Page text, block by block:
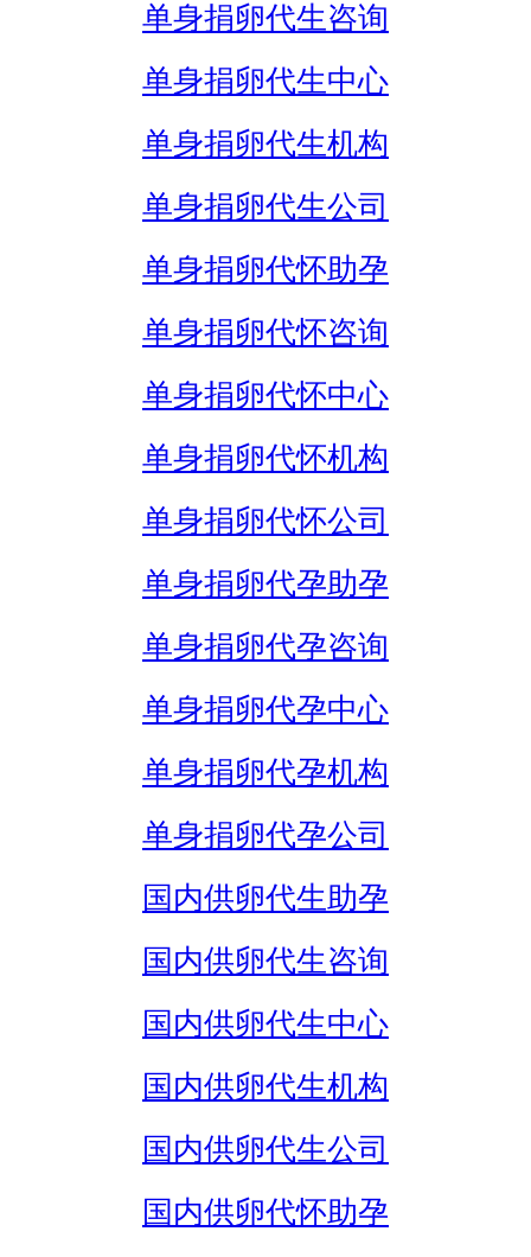
单身捐卵代生咨询
单身捐卵代生中心
单身捐卵代生机构
单身捐卵代生公司
单身捐卵代怀助孕
单身捐卵代怀咨询
单身捐卵代怀中心
单身捐卵代怀机构
单身捐卵代怀公司
单身捐卵代孕助孕
单身捐卵代孕咨询
单身捐卵代孕中心
单身捐卵代孕机构
单身捐卵代孕公司
国内供卵代生助孕
国内供卵代生咨询
国内供卵代生中心
国内供卵代生机构
国内供卵代生公司
国内供卵代怀助孕